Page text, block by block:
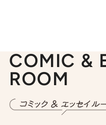
COMIC &
ROOM